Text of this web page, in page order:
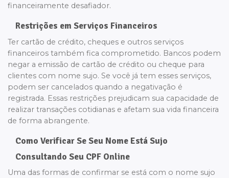
financeiramente desafiador.
Restrições em Serviços Financeiros
Ter cartão de crédito, cheques e outros serviços
financeiros também fica comprometido. Bancos podem
negar a emissão de cartão de crédito ou cheque para
clientes com nome sujo. Se você já tem esses serviços,
podem ser cancelados quando a negativação é
registrada. Essas restrições prejudicam sua capacidade de
realizar transações cotidianas e afetam sua vida financeira
de forma abrangente.
Como Verificar Se Seu Nome Está Sujo
Consultando Seu CPF Online
Uma das formas de confirmar se está com o nome sujo